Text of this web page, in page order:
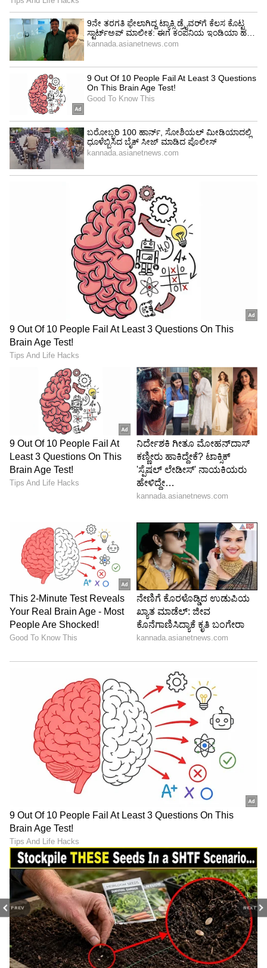
PREV NEXT
Image Credit :KVN Productions
ಬಹಳ ಸಮಸ್ಯೆ
ಎಲ್ಲವೂ ಅಂದುಕೊಂಡಂತೆ ಆಗಿದ್ದರೆ ‘ಜನನಾಯಗನ್‌’ ಜನವರಿ
9ಕ್ಕೆ ಬಿಡುಗಡೆಯಾಗಬೇಕಿತ್ತು. ಸೆನ್ಸಾರ್‌ ಸರ್ಟಿಫಿಕೇಟ್‌
ಸಮಸ್ಯೆಯಿಂದ ಸಿನಿಮಾ ಬಿಡುಗಡೆ ಮುಂದಕ್ಕೆ ಹೋಗಿ 5
ತಿಂಗಳಾಗಿದೆ. ಇದರಿಂದ ಮುಂಗಡ ನೀಡಿದ್ದ ವಿತರಕರಿಗೆ ಬಹಳ
ಕನ್ನಡ ಸಿನಿಮಾ (Kannada Cinema News), ಟಿವಿ
ಕಾರ್ಯಕ್ರಮಗಳು (Kannada TV Shows), ಸೆಲೆಬ್ರಿಟಿ
ಸುದ್ದಿಗಳು ಮತ್ತು ಇತ್ತೀಚಿನ ಸುದ್ದಿಗಳಿಗಾಗಿ ಏಷ್ಯಾನೆಟ್
ಸುವರ್ಣ ನ್ಯೂಸ್‌ನಲ್ಲಿ ಮನರಂಜನಾ ವಿಭಾಗ ನೋಡಿ.
ಸಿನಿಮಾ ವಿಮರ್ಶೆಗಳು (Kannada Movies Review),
ತಾರೆಯರ ಸಂದರ್ಶನಗಳು, ಧಾರಾವಾಹಿ ಅಪ್‌ಡೇಟ್ಸ್‌,
ತೆರೆಮರೆಯ ಕಥೆಗಳು,
OTT ರಿಲೀಸ್‌ಗಳ ಬಗ್ಗೆ
ಮಾಹಿತಿಯೂ ಇಲ್ಲಿದೆ.
Govindaraj S
ಏಷ್ಯಾನೆಟ್ ಸುವರ್ಣ ಡಿಜಿಟಲ್ ಕನ್ನಡ ವಿಭಾಗದಲ್ಲಿ ಉಪ ಸಂಪಾದಕ.
ಕಳೆದ 8 ವರ್ಷಗಳಿಂದ ಮಾಧ್ಯಮ ಪ್ರಪಂಚದಲ್ಲಿದ್ದೇನೆ. ಹುಟ್ಟಿ
ಬೆಳೆದಿದ್ದು ಬೆಂಗಳೂರಿನಲ್ಲಿ. ಸ್ನಾತಕೋತ್ತರ ಪದವಿಯನ್ನು ಬೆಂಗಳೂರು
ವಿಶ್ವವಿದ್ಯಾಲಯದಿಂದ ಪಡೆದಿದ್ದೇನೆ. ದೂರದರ್ಶನದಲ್ಲಿ ಇಂಟರ್ನ್‌ಶಿಪ್
ನಿರ್ವಹಣೆ. ಪ್ರಜಾವಾಣಿ ಮತ್ತು ಉದಯವಾಣಿ ಡಿಜಿಟಲ್ ವಿಭಾಗದಲ್ಲಿ
ಬರಹಗಾರ ಹಾಗೂ ಕಂಟೆಂಟ್ ಡೆವಲಪರ್ ಆಗಿ ಕೆಲಸ ಮಾಡಿದ್ದೇನೆ.
ಮನರಂಜನೆ ಸುದ್ದಿಗಳ ಬಗ್ಗೆ ತುಂಬಾ ಆಸಕ್ತಿ. ಸಿನಿಮಾ ವೀಕ್ಷಿಸುವುದು,
ಸಂಗೀತ ಕೇಳುವುದು ಮತ್ತು ಕ್ರೀಡೆ ನೆಚ್ಚಿನ ಹವ್ಯಾಸಗಳು.
ದಳಪತಿ ವಿಜಯ್ ಕಾಲಿವುಡ್ ಮನರಂಜನಾ ಸುದ್ದಿ ಸಿನಿಮಾ
DOWNLOAD APP
RECOMMENDED STORIES